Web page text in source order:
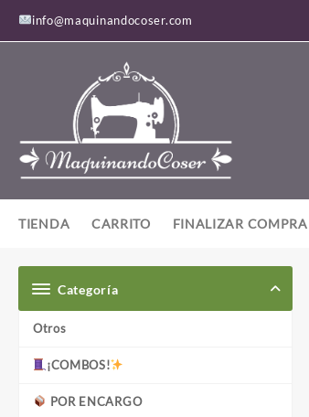
contenido
info@maquinandocoser.com
TIENDA CARRITO FINALIZAR COMPRA
Categoría
Otros
¡COMBOS!
POR ENCARGO